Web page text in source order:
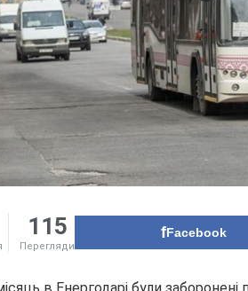
115
Перегляди
Facebook
в Енергодарі були